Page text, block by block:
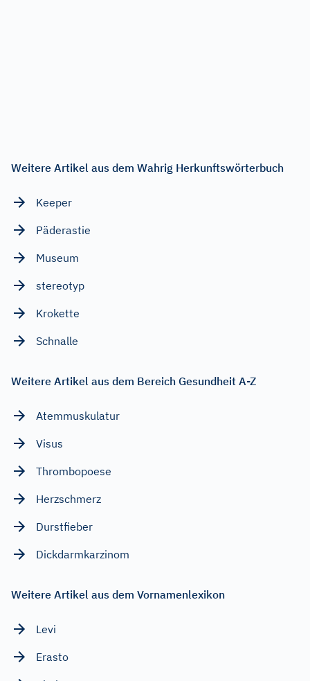
Weitere Artikel aus dem Wahrig Herkunftswörterbuch
Keeper
Päderastie
Museum
stereotyp
Krokette
Schnalle
Weitere Artikel aus dem Bereich Gesundheit A-Z
Atemmuskulatur
Visus
Thrombopoese
Herzschmerz
Durstfieber
Dickdarmkarzinom
Weitere Artikel aus dem Vornamenlexikon
Levi
Erasto